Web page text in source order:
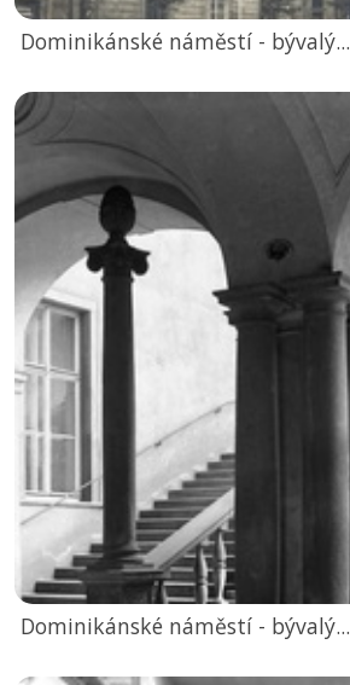
Dominikánské náměstí - bývalý...
Dominikánské náměstí - bývalý...